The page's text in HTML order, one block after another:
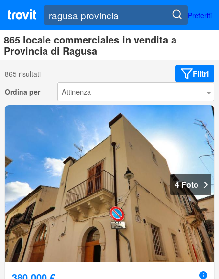
Preferiti
865 locale commerciales in vendita a
Provincia di Ragusa
865 risultati Filtri
Ordina per
4 Foto